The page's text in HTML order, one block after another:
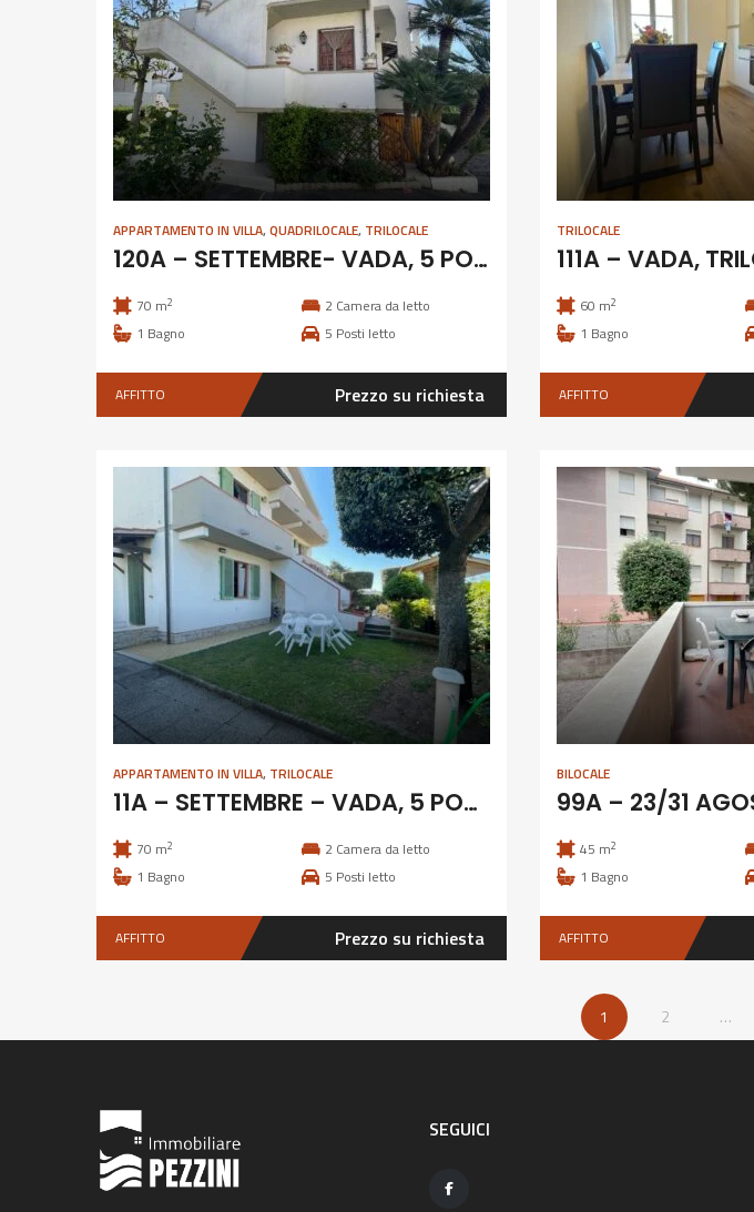
APPARTAMENTO IN VILLA,QUADRILOCALE, TRILOCALE
120A – SETTEMBRE- VADA, 5 POSTI
70 m2 2 Camera da letto
1 Bagno 5 Posti letto
AFFITTO Prezzo su richiesta
TRILOCALE
60 m2
1 Bagno
AFFITTO
APPARTAMENTO IN VILLA, TRILOCALE
11A – SETTEMBRE – VADA, 5 POSTI
70 m2 2 Camera da letto
1 Bagno 5 Posti letto
AFFITTO Prezzo su richiesta
BILOCALE
45 m2
1 Bagno
AFFITTO
1 2 …
SEGUICI